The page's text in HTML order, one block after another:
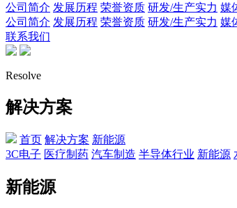
公司简介 发展历程 荣誉资质 研发/生产实力 媒
公司简介 发展历程 荣誉资质 研发/生产实力 媒
联系我们
Resolve
解决方案
首页 解决方案 新能源
3C电子 医疗制药 汽车制造 半导体行业 新能源
新能源